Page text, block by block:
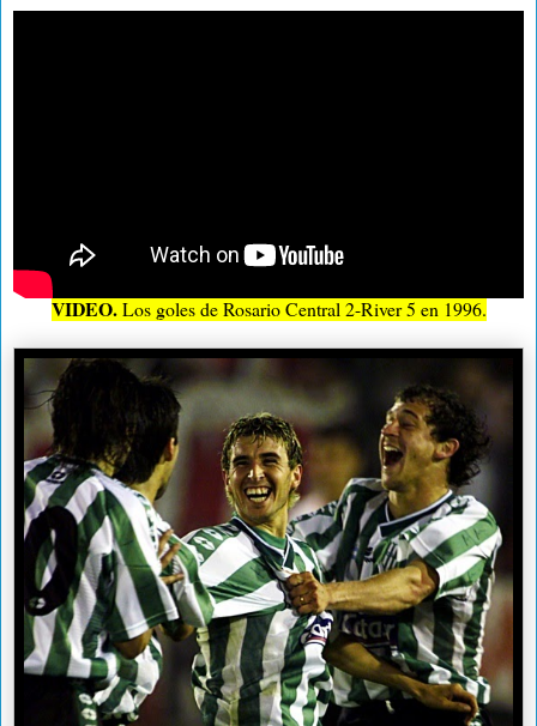
VIDEO.Los goles de Rosario Central 2-River 5 en 1996.